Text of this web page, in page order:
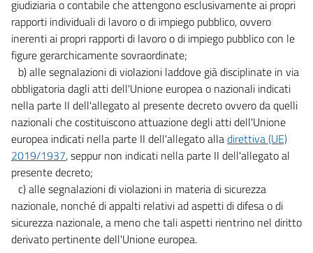
giudiziaria o contabile che attengono esclusivamente ai propri
rapporti individuali di lavoro o di impiego pubblico, ovvero
inerenti ai propri rapporti di lavoro o di impiego pubblico con le
figure gerarchicamente sovraordinate;
b) alle segnalazioni di violazioni laddove già disciplinate in via
obbligatoria dagli atti dell'Unione europea o nazionali indicati
nella parte II dell'allegato al presente decreto ovvero da quelli
nazionali che costituiscono attuazione degli atti dell'Unione
europea indicati nella parte II dell'allegato alladirettiva (UE)
2019/1937, seppur non indicati nella parte II dell'allegato al
presente decreto;
c) alle segnalazioni di violazioni in materia di sicurezza
nazionale, nonché di appalti relativi ad aspetti di difesa o di
sicurezza nazionale, a meno che tali aspetti rientrino nel diritto
derivato pertinente dell'Unione europea.